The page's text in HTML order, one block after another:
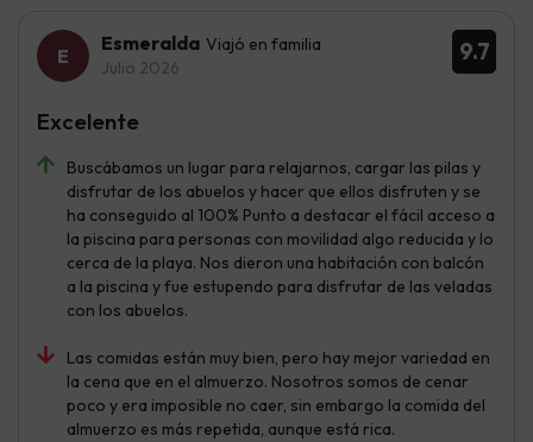
9.7
Esmeralda Viajó en familia
Julio 2026
Buscábamos un lugar para relajarnos, cargar las pilas y
disfrutar de los abuelos y hacer que ellos disfruten y se
ha conseguido al 100% Punto a destacar el fácil acceso a
la piscina para personas con movilidad algo reducida y lo
cerca de la playa. Nos dieron una habitación con balcón
a la piscina y fue estupendo para disfrutar de las veladas
con los abuelos.
Las comidas están muy bien, pero hay mejor variedad en
la cena que en el almuerzo. Nosotros somos de cenar
poco y era imposible no caer, sin embargo la comida del
almuerzo es más repetida, aunque está rica.
Excelente